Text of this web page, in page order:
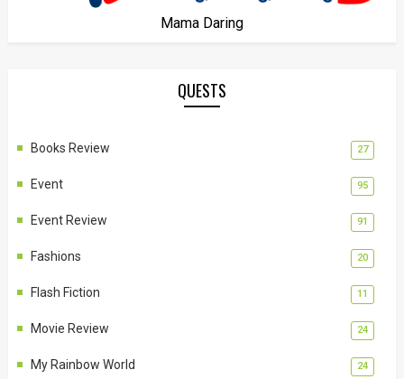
Mama Daring
QUESTS
Books Review 27
Event 95
Event Review 91
Fashions 20
Flash Fiction 11
Movie Review 24
My Rainbow World 24